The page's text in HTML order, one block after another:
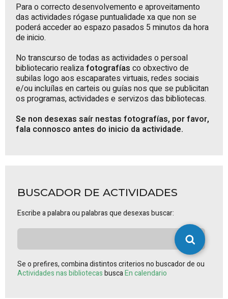
Para o correcto desenvolvemento e aproveitamento
das actividades rógase puntualidade xa que non se
poderá acceder ao espazo pasados 5 minutos da hora
de inicio.
No transcurso de todas as actividades o persoal
bibliotecario realizafotografías co obxectivo de
subilas logo aos escaparates virtuais, redes sociais
e/ou incluílas en carteis ou guías nos que se publicitan
os programas, actividades e servizos das bibliotecas.
Se non desexas saír nestas fotografías, por favor,
fala connosco antes do inicio da actividade.
BUSCADOR DE ACTIVIDADES
Escribe a palabra ou palabras que desexas buscar:
Se o prefires, combina distintos criterios no buscador de ou
Actividades nas bibliotecasbuscaEn calendario